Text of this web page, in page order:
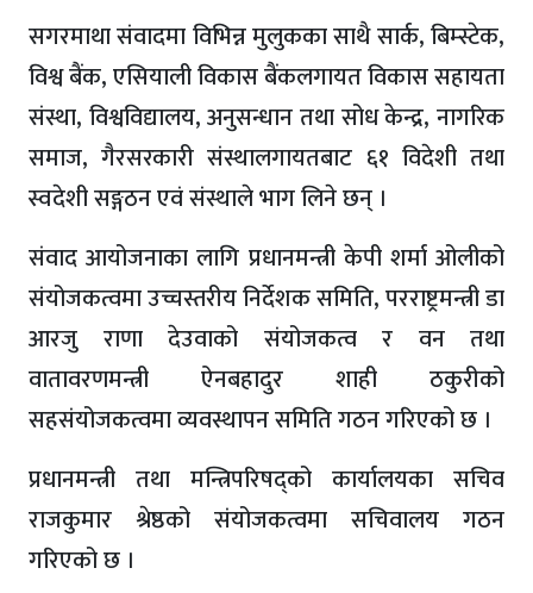
सगरमाथा संवादमा विभिन्न मुलुकका साथै सार्क, बिम्स्टेक,
विश्व बैंक, एसियाली विकास बैंकलगायत विकास सहायता
संस्था, विश्वविद्यालय, अनुसन्धान तथा सोध केन्द्र, नागरिक
समाज, गैरसरकारी संस्थालगायतबाट ६१ विदेशी तथा
स्वदेशी सङ्गठन एवं संस्थाले भाग लिने छन् ।
संवाद आयोजनाका लागि प्रधानमन्त्री केपी शर्मा ओलीको
संयोजकत्वमा उच्चस्तरीय निर्देशक समिति, परराष्ट्रमन्त्री डा
आरजु राणा देउवाको संयोजकत्व र वन तथा
वातावरणमन्त्री ऐनबहादुर शाही ठकुरीको
सहसंयोजकत्वमा व्यवस्थापन समिति गठन गरिएको छ ।
प्रधानमन्त्री तथा मन्त्रिपरिषद्को कार्यालयका सचिव
राजकुमार श्रेष्ठको संयोजकत्वमा सचिवालय गठन
गरिएको छ ।